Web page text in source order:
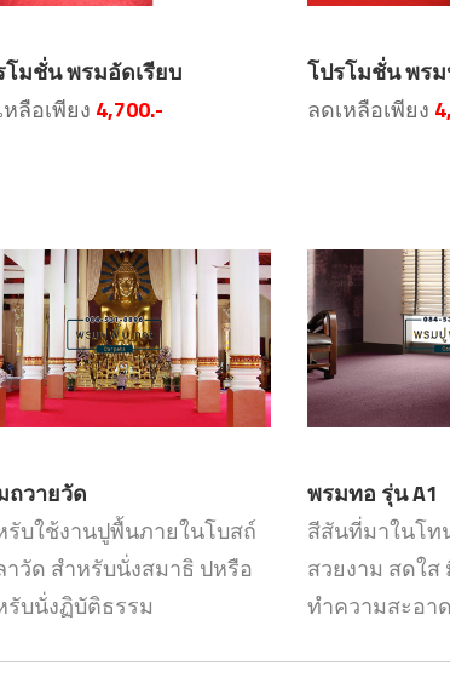
โมชั่น พรมอัดเรียบ
ลือเพียง 4,700.-
โปรโมชั่น พร
ลดเหลือเพียง
ถวายวัด
รับใช้งานปูพื้นภายในโบสถ์
าวัด สำหรับนั่งสมาธิ ปหรือ
รับนั่งฏิบัติธรรม
พรมทอ รุ่น A1
สีสันที่มาในโท
สวยงาม สดใส
ทำความสะอา